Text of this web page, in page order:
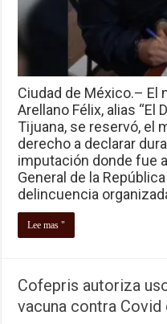
Ciudad de México.– El
Arellano Félix, alias “El
Tijuana, se reservó, el
derecho a declarar
imputación donde fue
General de la
delincuencia
Lee mas "
Cofepris autoriza
vacuna contra Covid